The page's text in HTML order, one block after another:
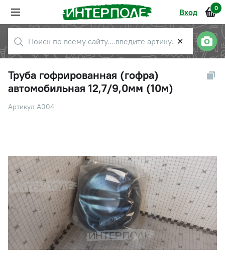
Вход 0
✕
Труба гофрированная (гофра)
автомобильная 12,7/9,0мм (10м)
Артикул А004